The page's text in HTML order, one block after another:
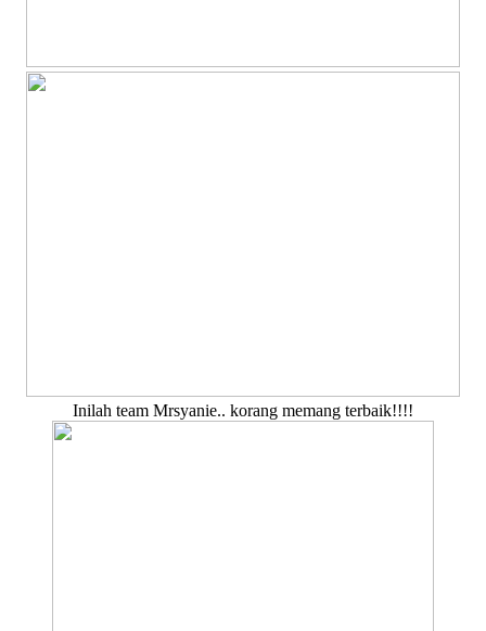
Inilah team Mrsyanie.. korang memang terbaik!!!!